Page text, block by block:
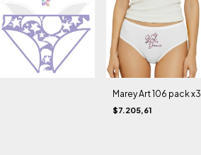
Marey Art 106 pack x3
$7.205,61